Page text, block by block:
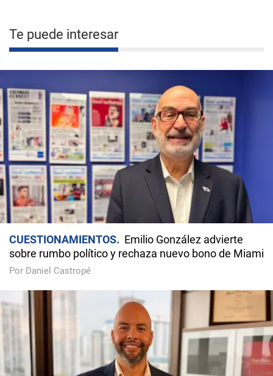
Te puede interesar
CUESTIONAMIENTOS
Emilio González advierte
sobre rumbo político y rechaza nuevo bono de Miami
Por Daniel Castropé